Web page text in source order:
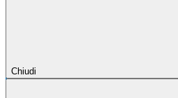
Chiudi